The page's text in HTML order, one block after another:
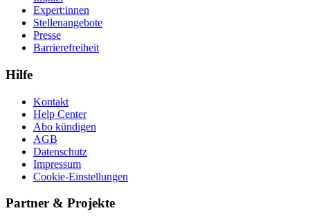
Expert:innen
Stellenangebote
Presse
Barrierefreiheit
Hilfe
Kontakt
Help Center
Abo kündigen
AGB
Datenschutz
Impressum
Cookie-Einstellungen
Partner & Projekte